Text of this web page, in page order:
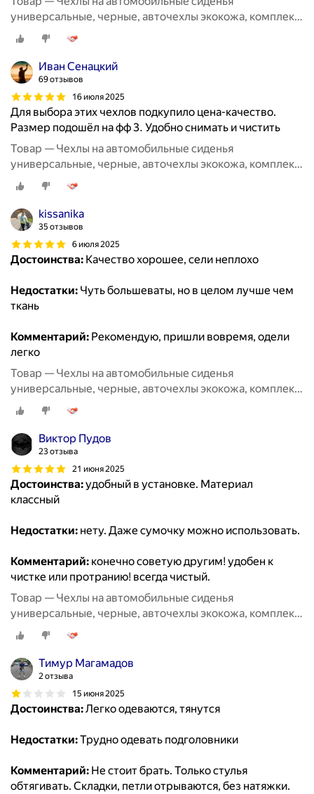
универсальные, черные, авточехлы экокожа, комплект
на весь салон машины кожаные 11 шт
Иван Сенацкий
69 отзывов
16 июля 2025
Для выбора этих чехлов подкупило цена-качество.
Размер подошёл на фф 3. Удобно снимать и чистить
Товар — Чехлы на автомобильные сиденья
универсальные, черные, авточехлы экокожа, комплект
на весь салон машины кожаные 11 шт
kissanika
35 отзывов
6 июля 2025
Достоинства: Качество хорошее, сели неплохо
Недостатки: Чуть большеваты, но в целом лучше чем
ткань
Комментарий: Рекомендую, пришли вовремя, одели
легко
Товар — Чехлы на автомобильные сиденья
универсальные, черные, авточехлы экокожа, комплект
на весь салон машины кожаные 11 шт
Виктор Пудов
23 отзыва
21 июня 2025
Достоинства:удобный в установке. Материал
классный
Недостатки: нету. Даже сумочку можно использовать.
Комментарий: конечно советую другим! удобен к
чистке или протранию! всегда чистый.
Товар — Чехлы на автомобильные сиденья
универсальные, черные, авточехлы экокожа, комплект
на весь салон машины кожаные 11 шт
Тимур Магамадов
2 отзыва
15 июня 2025
Достоинства:Легко одеваются, тянутся
Недостатки:Трудно одевать подголовники
Комментарий: Не стоит брать. Только стулья
обтягивать. Складки, петли отрываются, без натяжки.